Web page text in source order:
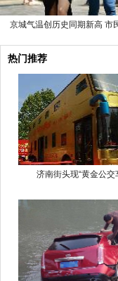
京城气温创历史同期新高 市
热门推荐
济南街头现“黄金公交